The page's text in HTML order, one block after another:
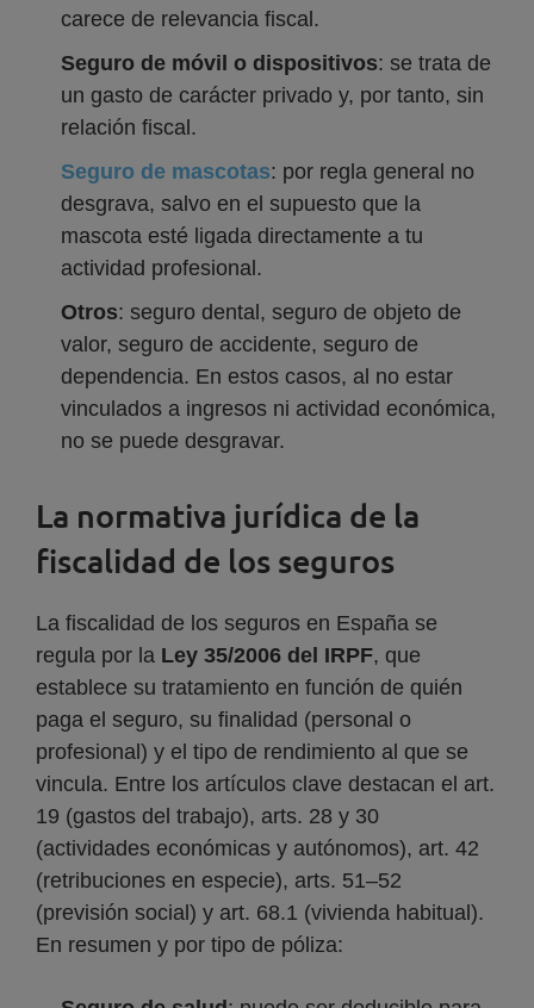
carece de relevancia fiscal.
Seguro de móvil o dispositivos: se trata de
un gasto de carácter privado y, por tanto, sin
relación fiscal.
Seguro de mascotas: por regla general no
desgrava, salvo en el supuesto que la
mascota esté ligada directamente a tu
actividad profesional.
Otros: seguro dental, seguro de objeto de
valor, seguro de accidente, seguro de
dependencia. En estos casos, al no estar
vinculados a ingresos ni actividad económica,
no se puede desgravar.
La normativa jurídica de la
fiscalidad de los seguros
La fiscalidad de los seguros en España se
regula por la Ley 35/2006 del IRPF, que
establece su tratamiento en función de quién
paga el seguro, su finalidad (personal o
profesional) y el tipo de rendimiento al que se
vincula. Entre los artículos clave destacan el art.
19 (gastos del trabajo), arts. 28 y 30
(actividades económicas y autónomos), art. 42
(retribuciones en especie), arts. 51–52
(previsión social) y art. 68.1 (vivienda habitual).
En resumen y por tipo de póliza: